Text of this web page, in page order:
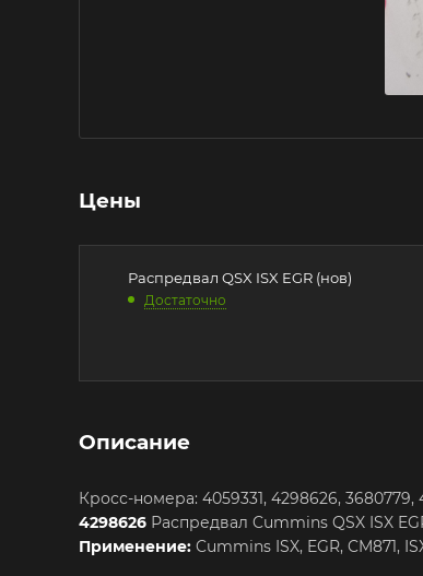
Цены
Распредвал QSX ISX EGR (нов)
Достаточно
Описание
Кросс-номера: 4059331, 4298626, 3680779,
4298626 Распредвал Cummins QSX ISX
Применение: Cummins ISX, EGR, CM871,